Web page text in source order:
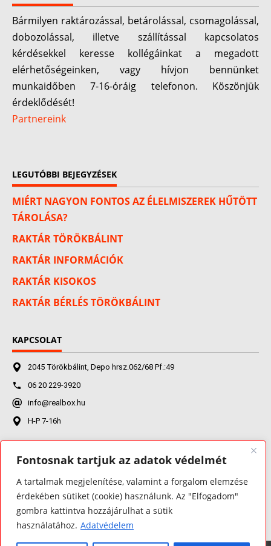
Fontosnak tartjuk az adatok védelmét
A tartalmak megjelenítése, valamint a forgalom elemzése
érdekében sütiket (cookie) használunk. Az "Elfogadom"
gombra kattintva hozzájárulhat a sütik
használatához. Adatvédelem
Bármilyen raktározással, betárolással, csomagolással,
dobozolással, illetve szállítással kapcsolatos
kérdésekkel keresse kollégáinkat a megadott
elérhetőségeinken, vagy hívjon bennünket
munkaidőben 7-16-óráig telefonon. Köszönjük
érdeklődését!
Partnereink
LEGUTÓBBI BEJEGYZÉSEK
MIÉRT NAGYON FONTOS AZ ÉLELMISZEREK HŰTÖTT
TÁROLÁSA?
RAKTÁR TÖRÖKBÁLINT
RAKTÁR INFORMÁCIÓK
RAKTÁR KISOKOS
RAKTÁR BÉRLÉS TÖRÖKBÁLINT
KAPCSOLAT
2045 Törökbálint, Depo hrsz.062/68 Pf.:49
06 20 229-3920
info@realbox.hu
H-P 7-16h
FACEBOOK